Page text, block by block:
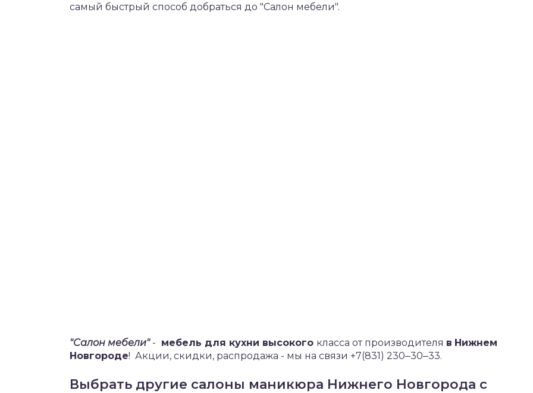
самый быстрый способ добраться до "Салон мебели".
"Салон мебели"- мебель для кухни высокого класса от производителя в Нижнем
Новгороде! Акции, скидки, распродажа - мы на связи +7(831) 230‒30‒33.
Выбрать другие салоны маникюра Нижнего Новгорода с